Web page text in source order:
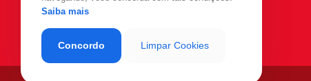
Saiba mais
Concordo Limpar Cookies